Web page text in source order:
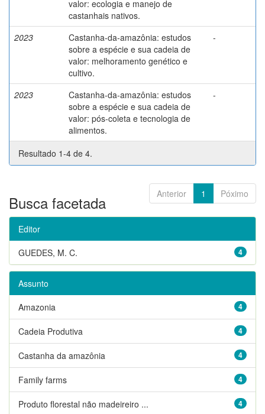
valor: ecologia e manejo de
castanhais nativos.
2023
Castanha-da-amazônia: estudos
sobre a espécie e sua cadeia de
valor: melhoramento genético e
cultivo.
-
2023
Castanha-da-amazônia: estudos
sobre a espécie e sua cadeia de
valor: pós-coleta e tecnologia de
alimentos.
-
Resultado 1-4 de 4.
Anterior 1 Póximo
Busca facetada
Editor
4
GUEDES, M. C.
Assunto
4
Amazonia
4
Cadeia Produtiva
4
Castanha da amazônia
4
Family farms
4
Produto florestal não madeireiro ...